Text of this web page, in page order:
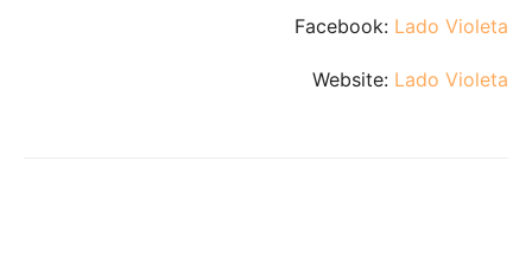
Facebook: Lado Violeta
Website: Lado Violeta